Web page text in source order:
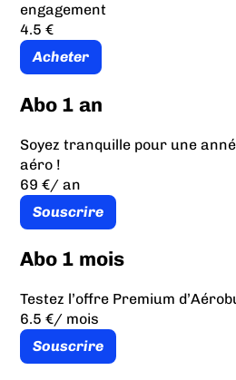
engagement
4.5 €
Acheter
Abo 1 an
Soyez tranquille pour une
aéro !
69 €/ an
Souscrire
Abo 1 mois
Testez l’offre Premium
6.5 €/ mois
Souscrire